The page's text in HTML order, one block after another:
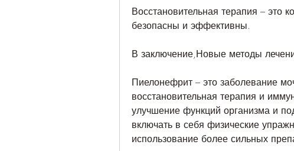
Восстановительная терапия – это
безопасны и эффективны.
В заключение,Новые методы
Пиелонефрит – это заболевание
восстановительная терапия и
улучшение функций организма и
включать в себя физические
использование более сильных